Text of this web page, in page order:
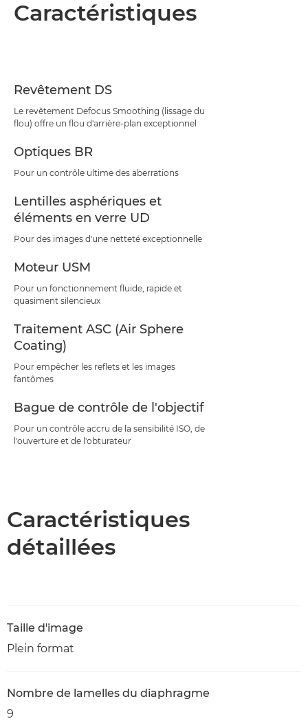
Caractéristiques
Revêtement DS
Le revêtement Defocus Smoothing (lissage du
flou) offre un flou d'arrière-plan exceptionnel
Optiques BR
Pour un contrôle ultime des aberrations
Lentilles asphériques et
éléments en verre UD
Pour des images d'une netteté exceptionnelle
Moteur USM
Pour un fonctionnement fluide, rapide et
quasiment silencieux
Traitement ASC (Air Sphere
Coating)
Pour empêcher les reflets et les images
fantômes
Bague de contrôle de l'objectif
Pour un contrôle accru de la sensibilité ISO, de
l'ouverture et de l'obturateur
Caractéristiques
détaillées
Taille d'image
Plein format
Nombre de lamelles du diaphragme
9